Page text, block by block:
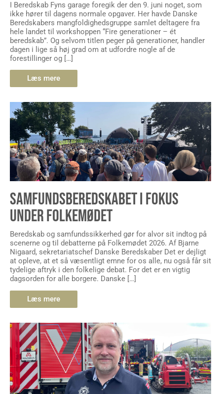
I Beredskab Fyns garage foregik der den 9. juni noget, som
ikke hører til dagens normale opgaver. Her havde Danske
Beredskabers mangfoldighedsgruppe samlet deltagere fra
hele landet til workshoppen “Fire generationer – ét
beredskab”. Og selvom titlen peger på generationer, handler
dagen i lige så høj grad om at udfordre nogle af de
forestillinger og […]
Læs mere
SAMFUNDSBEREDSKABET I FOKUS
UNDER FOLKEMØDET
Beredskab og samfundssikkerhed gør for alvor sit indtog på
scenerne og til debatterne på Folkemødet 2026. Af Bjarne
Nigaard, sekretariatschef Danske Beredskaber Det er dejligt
at opleve, at et så væsentligt emne for os alle, nu også får sit
tydelige aftryk i den folkelige debat. For det er en vigtig
dagsorden for alle borgere. Danske […]
Læs mere